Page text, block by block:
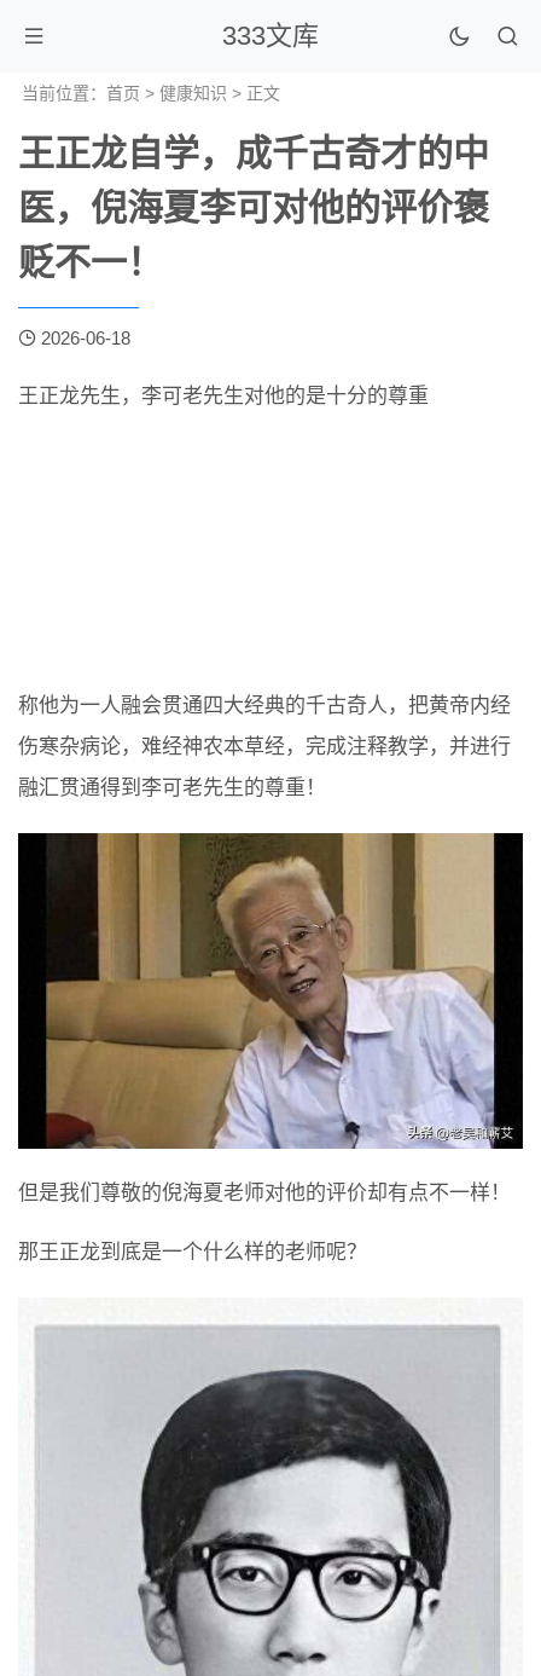
333文库
当前位置： 首页 > 健康知识 > 正文
王正龙自学，成千古奇才的中
医，倪海夏李可对他的评价褒
贬不一！
2026-06-18
王正龙先生，李可老先生对他的是十分的尊重
称他为一人融会贯通四大经典的千古奇人，把黄帝内经
伤寒杂病论，难经神农本草经，完成注释教学，并进行
融汇贯通得到李可老先生的尊重！
但是我们尊敬的倪海夏老师对他的评价却有点不一样！
那王正龙到底是一个什么样的老师呢？